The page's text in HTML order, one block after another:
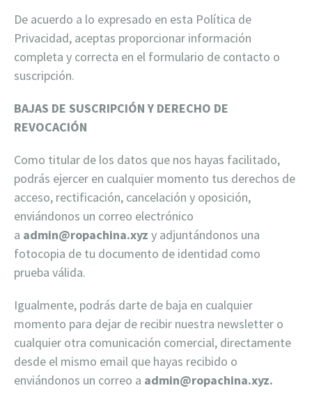
De acuerdo a lo expresado en esta Política de
Privacidad, aceptas proporcionar información
completa y correcta en el formulario de contacto o
suscripción.
BAJAS DE SUSCRIPCIÓN Y DERECHO DE
REVOCACIÓN
Como titular de los datos que nos hayas facilitado,
podrás ejercer en cualquier momento tus derechos de
acceso, rectificación, cancelación y oposición,
enviándonos un correo electrónico
a admin@ropachina.xyz y adjuntándonos una
fotocopia de tu documento de identidad como
prueba válida.
Igualmente, podrás darte de baja en cualquier
momento para dejar de recibir nuestra newsletter o
cualquier otra comunicación comercial, directamente
desde el mismo email que hayas recibido o
enviándonos un correo a admin@ropachina.xyz.